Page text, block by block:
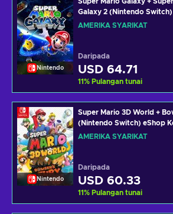
Nintendo
Galaxy 2 (Nintendo
eShop Key UNITED STATES
AMERIKA SYARIKAT
Daripada
USD 64.71
11% Pulangan tunai
Nintendo
Super Mario 3D World +
(Nintendo Switch) eShop
STATES
AMERIKA SYARIKAT
Daripada
USD 60.33
11% Pulangan tunai